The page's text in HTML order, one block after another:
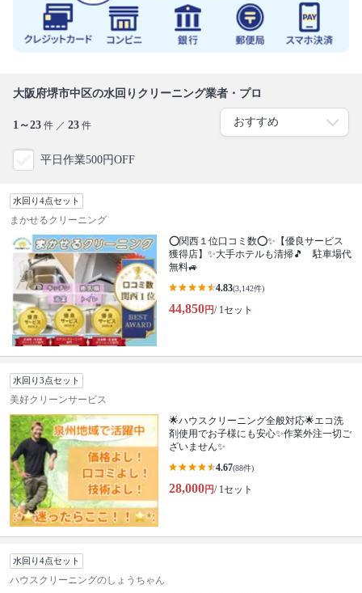
大阪府堺市中区の水回りクリーニング業者・プロ
1～23 件 ／ 23 件
平日作業500円OFF
水回り4点セット
まかせるクリーニング
⭕関西１位口コミ数⭕✨【優良サービス
獲得店】✨大手ホテルも清掃🎵 駐車場代
無料🚙
4.83(3,142件)
44,850円/ 1セット
水回り3点セット
美好クリーンサービス
🌟ハウスクリーニング全般対応🌟エコ洗
剤使用でお子様にも安心✨作業外注一切ご
ざいません✨
4.67(88件)
28,000円/ 1セット
水回り4点セット
ハウスクリーニングのしょうちゃん